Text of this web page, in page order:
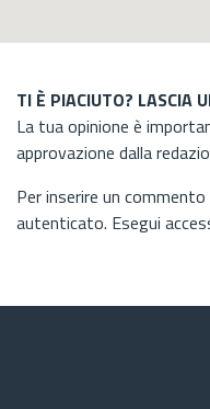
TI È PIACIUTO? LASCIA
La tua opinione è
approvazione dalla
Per inserire un
autenticato. Esegui